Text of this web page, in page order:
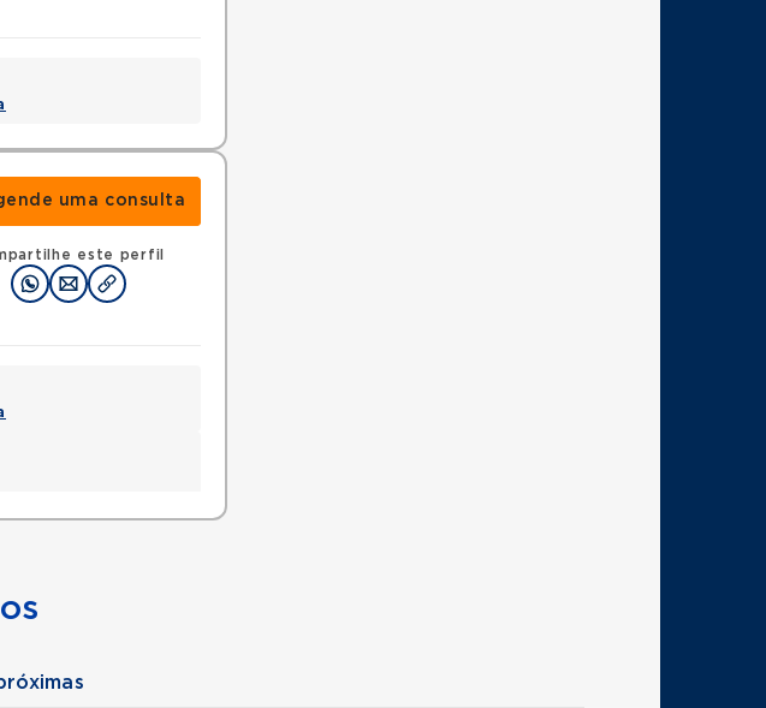
uma consulta
este perfil